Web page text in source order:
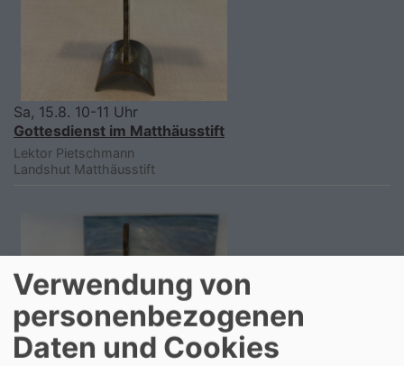
Sa, 15.8. 10-11 Uhr
Gottesdienst im Matthäusstift
Lektor Pietschmann
Landshut Matthäusstift
Verwendung von
personenbezogenen
Daten und Cookies